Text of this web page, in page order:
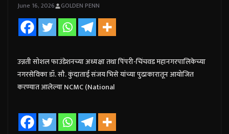
June 16, 2026 GOLDEN PENN
उन्नती सोशल फाउंडेशनच्या अध्यक्षा तथा पिंपरी-चिंचवड महानगरपालिकेच्या
नगरसेविका डॉ. सौ. कुंदाताई संजय भिसे यांच्या पुढाकारातून आयोजित
करण्यात आलेल्या NCMC (National